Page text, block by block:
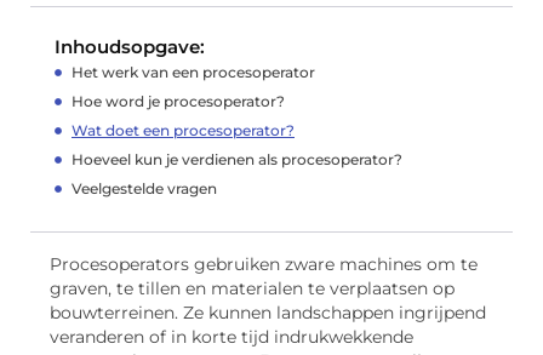
Inhoudsopgave:
Het werk van een procesoperator
Hoe word je procesoperator?
Wat doet een procesoperator?
Hoeveel kun je verdienen als procesoperator?
Veelgestelde vragen
Procesoperators gebruiken zware machines om te
graven, te tillen en materialen te verplaatsen op
bouwterreinen. Ze kunnen landschappen ingrijpend
veranderen of in korte tijd indrukwekkende